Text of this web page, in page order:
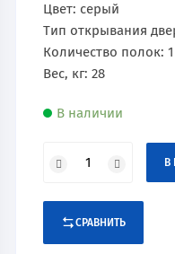
Цвет: серый
Тип открывания
Количество полок: 1
Вес, кг: 28
В наличии
В
СРАВНИТЬ